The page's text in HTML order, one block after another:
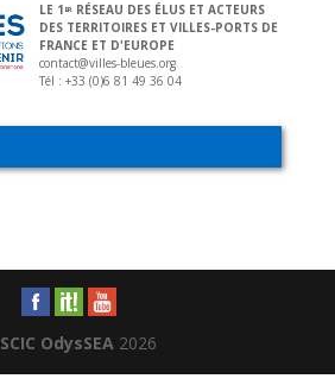
LE 1 ER
RÉSEAU DES ÉLUS ET ACTEURS
DES TERRITOIRES ET VILLES-PORTS DE
FRANCE ET D'EUROPE
contact@villes-bleues.org
Tél : +33 (0)6 81 49 36 04
SCIC OdysSEA2026